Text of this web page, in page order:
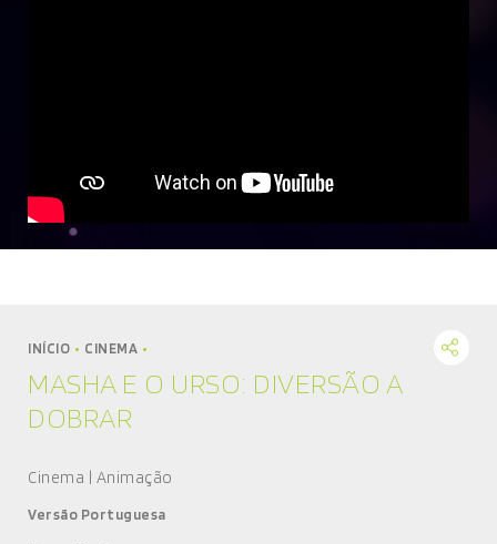
INÍCIO CINEMA
MASHA E O URSO: DIVERSÃO A
DOBRAR
Cinema | Animação
Versão Portuguesa